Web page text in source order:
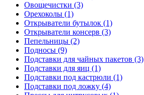
Овощечистки (3)
Орехоколы (1)
Открыватели бутылок (1)
Открыватели консерв (3)
Пепельницы (2)
Подносы (9)
Подставки для чайных пакетов (3)
Подставки для яиц (1)
Подставки под кастрюли (1)
Подставки под ложку (4)